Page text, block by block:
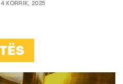
4 KORRIK, 2025